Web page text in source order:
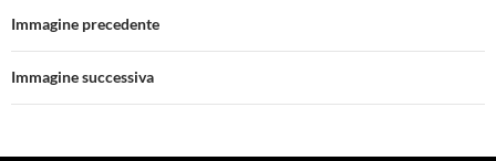
Immagine precedente
Immagine successiva